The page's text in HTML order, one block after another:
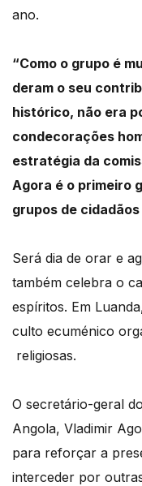
ano.
“Como o grupo é
deram o seu
histórico, não era
condecorações
estratégia da
Agora é o primeiro
grupos de
Será dia de orar e
também celebra o
espíritos. Em
culto ecuménico
religiosas.
O secretário-geral
Angola, Vladimir
para reforçar a
interceder por